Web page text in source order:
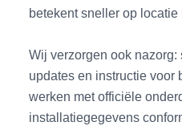
betekent sneller op
Wij verzorgen ook nazorg:
updates en instructie voor
werken met officiële
installatiegegevens